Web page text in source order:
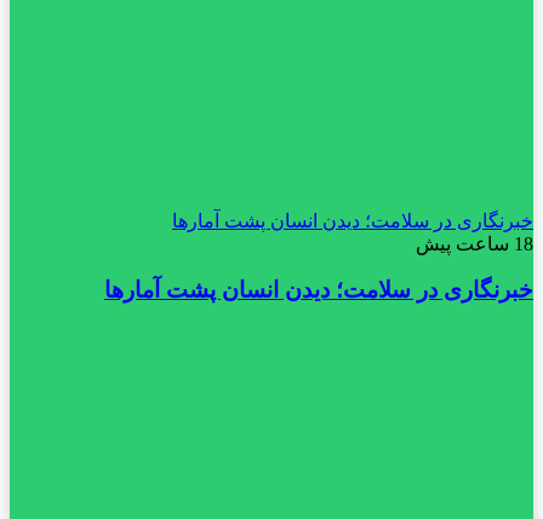
خبرنگاری در سلامت؛ دیدن انسان پشت آمارها
18 ساعت پیش
خبرنگاری در سلامت؛ دیدن انسان پشت آمارها